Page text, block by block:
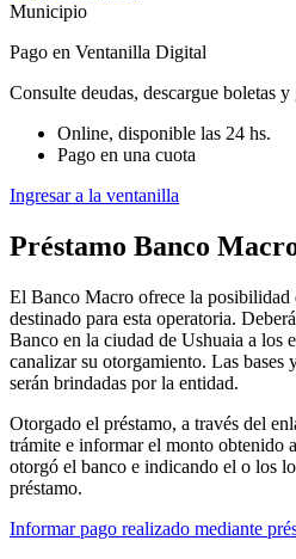
Municipio
Pago en Ventanilla Digital
Consulte deudas, descargue boletas y
Online, disponible las 24 hs.
Pago en una cuota
Ingresar a la ventanilla
Préstamo Banco
El Banco Macro ofrece la posibilidad
destinado para esta operatoria.
Banco en la ciudad de Ushuaia a los
canalizar su otorgamiento. Las bases
serán brindadas por la entidad.
Otorgado el préstamo, a través del
trámite e informar el monto obtenido
otorgó el banco e indicando el o los
préstamo.
Informar pago realizado mediante